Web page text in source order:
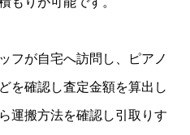
フが自宅へ訪問し、ピアノ
を確認し査定金額を算出し
運搬方法を確認し引取りす